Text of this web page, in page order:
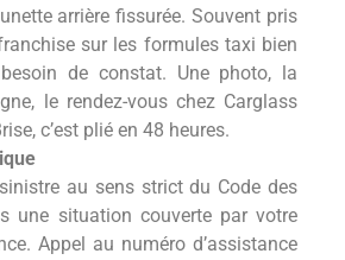
arrière fissurée. Souvent pris
sur les formules taxi bien
de constat. Une photo, la
le rendez-vous chez Carglass
c’est plié en 48 heures.
au sens strict du Code des
une situation couverte par votre
Appel au numéro d’assistance